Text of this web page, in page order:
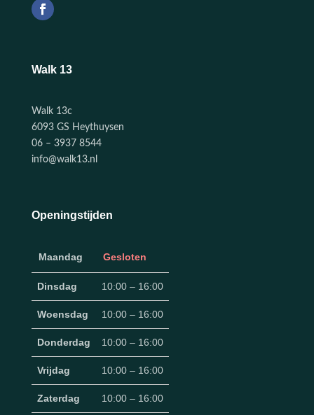
Walk 13
Walk 13c
6093 GS Heythuysen
06 – 3937 8544
info@walk13.nl
Openingstijden
Maandag Gesloten
Dinsdag 10:00 – 16:00
Woensdag 10:00 – 16:00
Donderdag 10:00 – 16:00
Vrijdag 10:00 – 16:00
Zaterdag 10:00 – 16:00